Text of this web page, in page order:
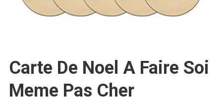
Carte De Noel A Faire Soi
Meme Pas Cher